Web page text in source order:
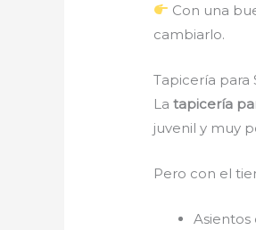
Con una
cambiarlo.
Tapicería para
Latapicería
juvenil y muy
Pero con el
Asientos